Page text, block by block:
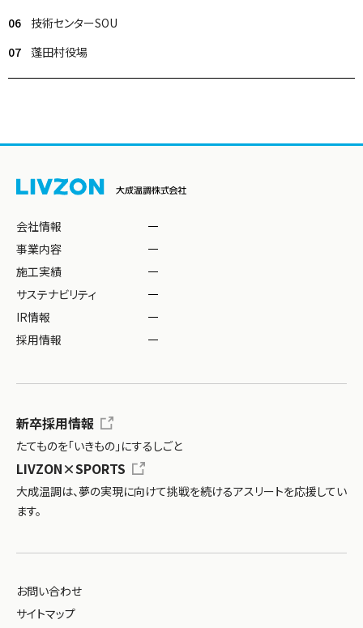
06
技術センターSOU
07 蓬田村役場
新卒採用情報
たてものを「いきもの」にするしごと
LIVZON×SPORTS
大成温調は、夢の実現に向けて挑戦を続けるアスリートを応援してい
ます。
お問い合わせ
サイトマップ
会社情報
事業内容
施工実績
サステナビリティ
IR情報
採用情報